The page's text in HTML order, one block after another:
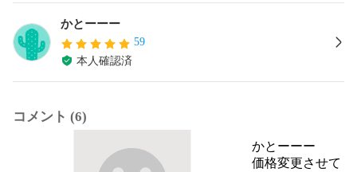
かとーーー
59
本人確認済
コメント (6)
かとーーー
価格変更させて